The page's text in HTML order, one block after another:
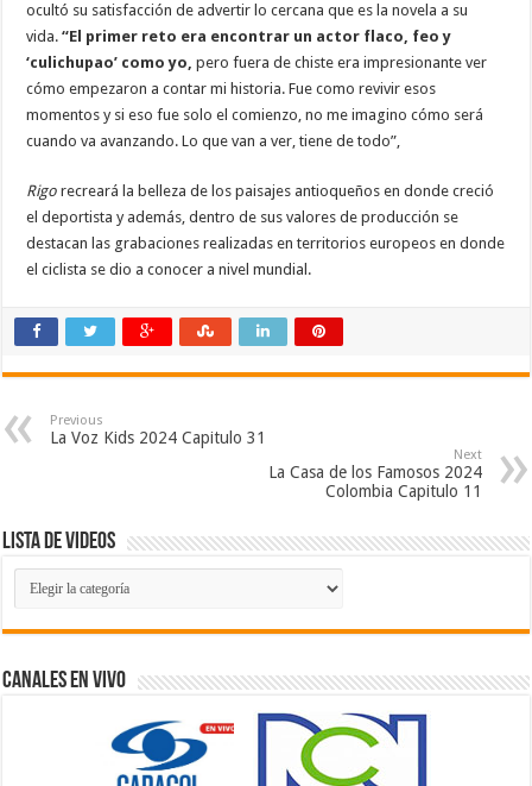
ocultó su satisfacción de advertir lo cercana que es la novela a su
vida.“El primer reto era encontrar un actor flaco, feo y
‘culichupao’ como yo, pero fuera de chiste era impresionante ver
cómo empezaron a contar mi historia. Fue como revivir esos
momentos y si eso fue solo el comienzo, no me imagino cómo será
cuando va avanzando. Lo que van a ver, tiene de todo”,
Rigorecreará la belleza de los paisajes antioqueños en donde creció
el deportista y además, dentro de sus valores de producción se
destacan las grabaciones realizadas en territorios europeos en donde
el ciclista se dio a conocer a nivel mundial.
Previous
La Voz Kids 2024 Capitulo 31
Next
La Casa de los Famosos 2024
Colombia Capitulo 11
Lista de Videos
Lista
de
Videos
Canales En Vivo